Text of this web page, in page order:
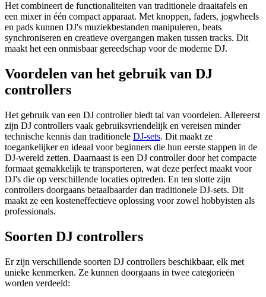
Het combineert de functionaliteiten van traditionele draaitafels en
een mixer in één compact apparaat. Met knoppen, faders, jogwheels
en pads kunnen DJ's muziekbestanden manipuleren, beats
synchroniseren en creatieve overgangen maken tussen tracks. Dit
maakt het een onmisbaar gereedschap voor de moderne DJ.
Voordelen van het gebruik van DJ
controllers
Het gebruik van een DJ controller biedt tal van voordelen. Allereerst
zijn DJ controllers vaak gebruiksvriendelijk en vereisen minder
technische kennis dan traditionele DJ-sets. Dit maakt ze
toegankelijker en ideaal voor beginners die hun eerste stappen in de
DJ-wereld zetten. Daarnaast is een DJ controller door het compacte
formaat gemakkelijk te transporteren, wat deze perfect maakt voor
DJ's die op verschillende locaties optreden. En ten slotte zijn
controllers doorgaans betaalbaarder dan traditionele DJ-sets. Dit
maakt ze een kosteneffectieve oplossing voor zowel hobbyisten als
professionals.
Soorten DJ controllers
Er zijn verschillende soorten DJ controllers beschikbaar, elk met
unieke kenmerken. Ze kunnen doorgaans in twee categorieën
worden verdeeld: